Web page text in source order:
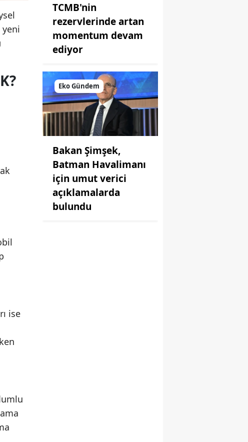
yeni
ise
TCMB'nin
rezervlerinde artan
momentum devam
ediyor
Eko Gündem
Bakan Şimşek,
Batman Havalimanı
için umut verici
açıklamalarda
bulundu